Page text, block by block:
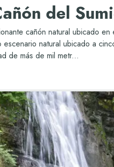
del
cañón natural ubicado
natural ubicado a
de más de mil metr...